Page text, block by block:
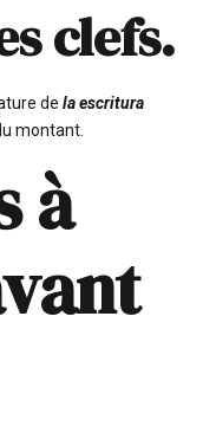
clefs.
de la escritura
montant.
à